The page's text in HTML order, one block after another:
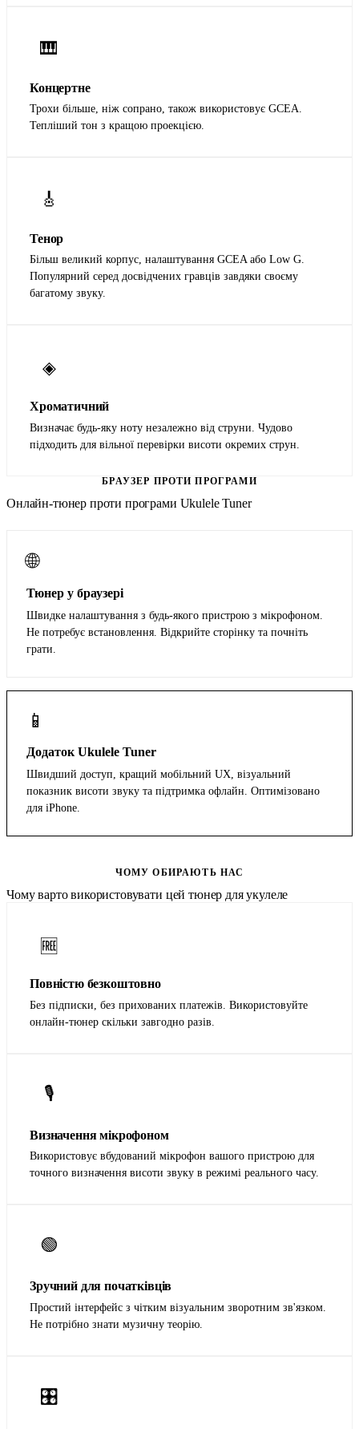
🎹
Концертне
Трохи більше, ніж сопрано, також використовує GCEA.
Тепліший тон з кращою проекцією.
🎸
Тенор
Більш великий корпус, налаштування GCEA або Low G.
Популярний серед досвідчених гравців завдяки своєму
багатому звуку.
◈
Хроматичний
Визначає будь-яку ноту незалежно від струни. Чудово
підходить для вільної перевірки висоти окремих струн.
БРАУЗЕР ПРОТИ ПРОГРАМИ
Онлайн-тюнер проти програми Ukulele Tuner
🌐
Тюнер у браузері
Швидке налаштування з будь-якого пристрою з мікрофоном.
Не потребує встановлення. Відкрийте сторінку та почніть
грати.
📱
Додаток Ukulele Tuner
Швидший доступ, кращий мобільний UX, візуальний
показник висоти звуку та підтримка офлайн. Оптимізовано
для iPhone.
ЧОМУ ОБИРАЮТЬ НАС
Чому варто використовувати цей тюнер для укулеле
🆓
Повністю безкоштовно
Без підписки, без прихованих платежів. Використовуйте
онлайн-тюнер скільки завгодно разів.
🎙️
Визначення мікрофоном
Використовує вбудований мікрофон вашого пристрою для
точного визначення висоти звуку в режимі реального часу.
🟢
Зручний для початківців
Простий інтерфейс з чітким візуальним зворотним зв'язком.
Не потрібно знати музичну теорію.
🎛️